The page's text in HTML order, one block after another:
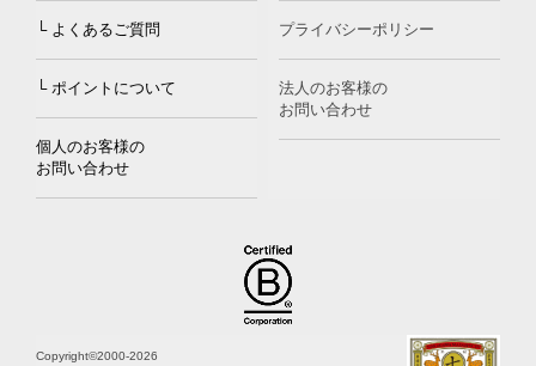
└ よくあるご質問
└ ポイントについて
個人のお客様の
お問い合わせ
プライバシーポリシー
法人のお客様の
お問い合わせ
Copyright©2000-2026